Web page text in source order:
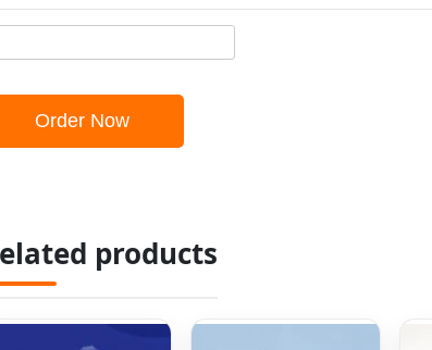
Order Now
products